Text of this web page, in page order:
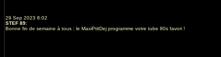
29 Sep 2023 8:02
STEF 89:
Bonne fin de semaine à tous ; le MaxiPtitDej programme votre tube 80s favori !